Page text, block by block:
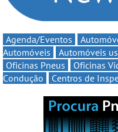
Agenda/Eventos
Automóveis
Automóveis
Oficinas Pneus
Oficinas
Condução
Centros de